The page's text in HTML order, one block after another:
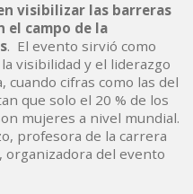
visibilizar las barreras
el campo de la
. El evento sirvió como
visibilidad y el liderazgo
cuando cifras como las del
que solo el 20 % de los
mujeres a nivel mundial.
profesora de la carrera
organizadora del evento